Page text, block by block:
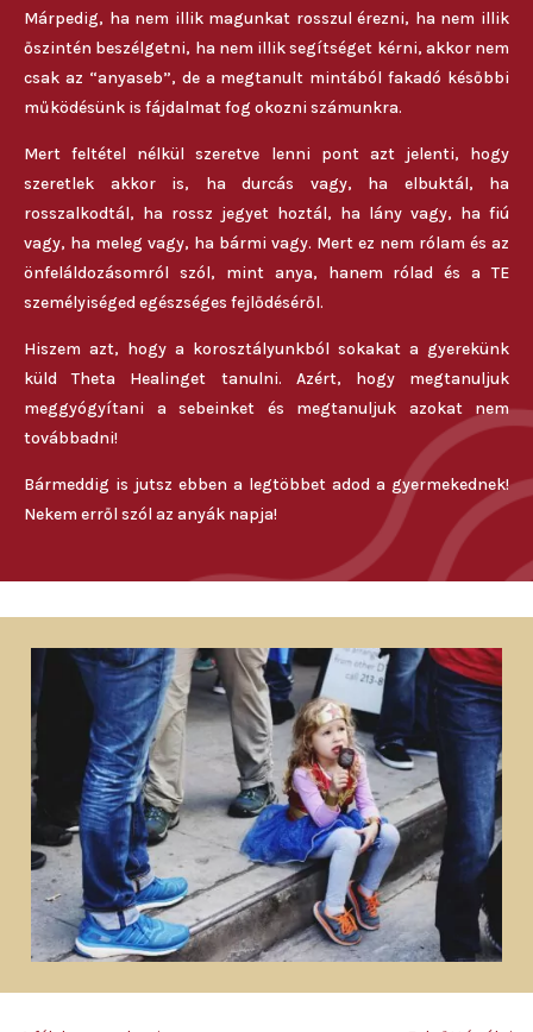
Márpedig, ha nem illik magunkat rosszul érezni, ha nem illik
őszintén beszélgetni, ha nem illik segítséget kérni, akkor nem
csak az “anyaseb”, de a megtanult mintából fakadó későbbi
működésünk is fájdalmat fog okozni számunkra.
Mert feltétel nélkül szeretve lenni pont azt jelenti, hogy
szeretlek akkor is, ha durcás vagy, ha elbuktál, ha
rosszalkodtál, ha rossz jegyet hoztál, ha lány vagy, ha fiú
vagy, ha meleg vagy, ha bármi vagy. Mert ez nem rólam és az
önfeláldozásomról szól, mint anya, hanem rólad és a TE
személyiséged egészséges fejlődéséről.
Hiszem azt, hogy a korosztályunkból sokakat a gyerekünk
küld Theta Healinget tanulni. Azért, hogy megtanuljuk
meggyógyítani a sebeinket és megtanuljuk azokat nem
továbbadni!
Bármeddig is jutsz ebben a legtöbbet adod a gyermekednek!
Nekem erről szól az anyák napja!